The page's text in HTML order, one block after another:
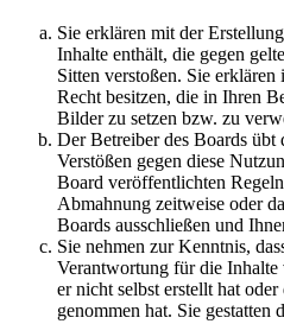
Sie erklären mit der
Inhalte enthält, die gegen
Sitten verstoßen. Sie erklären
Recht besitzen, die in Ihren
Bilder zu setzen bzw. zu
Der Betreiber des Boards übt
Verstößen gegen diese
Board veröffentlichten
Abmahnung zeitweise oder
Boards ausschließen und
Sie nehmen zur Kenntnis,
Verantwortung für die
er nicht selbst erstellt hat
genommen hat. Sie gestatten